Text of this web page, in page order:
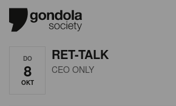
DO
8
OKT
RET-TALK
CEO ONLY